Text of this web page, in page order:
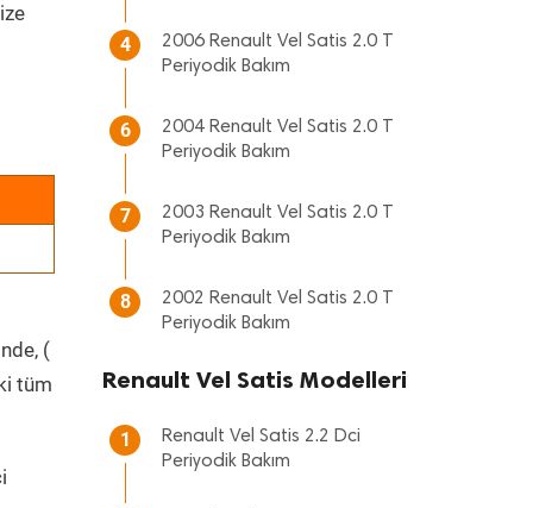
(
tüm
4
2006 Renault Vel Satis 2.0 T
Periyodik Bakım
6
2004 Renault Vel Satis 2.0 T
Periyodik Bakım
7
2003 Renault Vel Satis 2.0 T
Periyodik Bakım
8
2002 Renault Vel Satis 2.0 T
Periyodik Bakım
Renault Vel Satis Modelleri
1
Renault Vel Satis 2.2 Dci
Periyodik Bakım